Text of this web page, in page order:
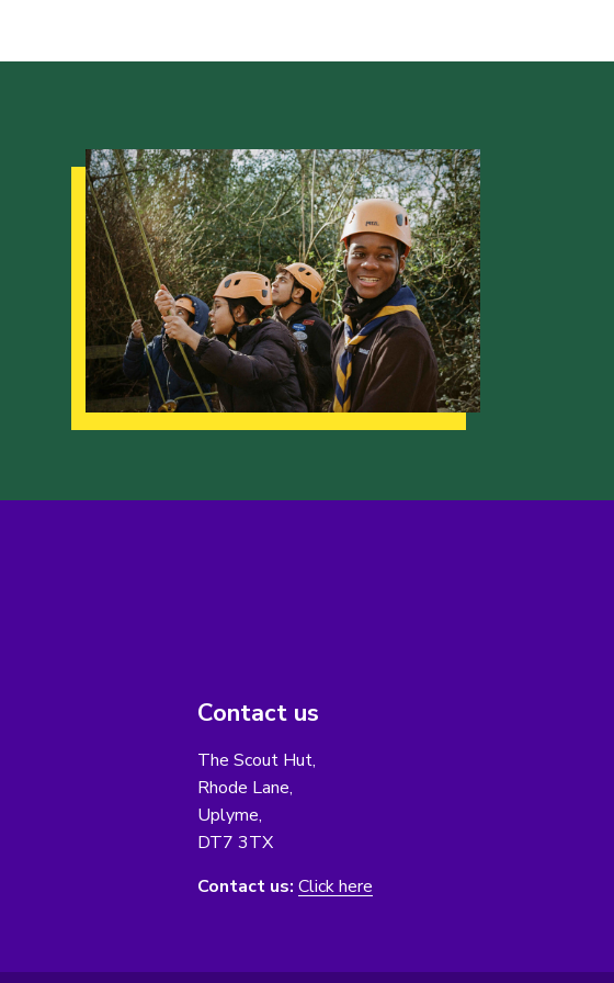
Contact us
The Scout Hut,
Rhode Lane,
Uplyme,
DT7 3TX
Contact us: Click here